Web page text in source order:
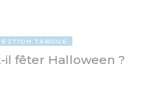
TABOUE
fêter Halloween ?